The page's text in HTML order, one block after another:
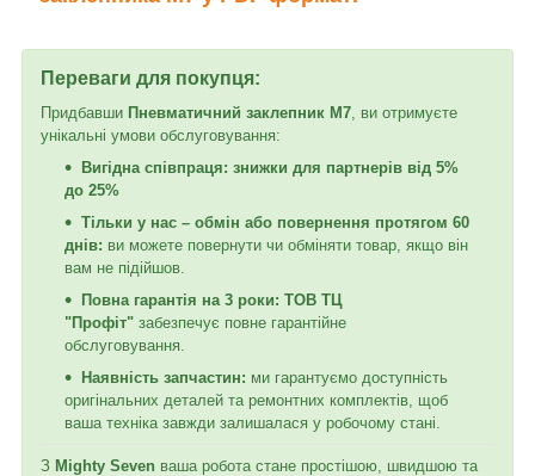
Переваги для покупця:
Придбавши Пневматичний заклепник M7 , ви отримуєте
унікальні умови обслуговування:
Вигідна співпраця: знижки для партнерів від 5%
до 25%
Тільки у нас – обмін або повернення протягом 60
днів: ви можете повернути чи обміняти товар, якщо він
вам не підійшов.
Повна гарантія на 3 роки: ТОВ ТЦ
"Профіт" забезпечує повне гарантійне
обслуговування.
Наявність запчастин: ми гарантуємо доступність
оригінальних деталей та ремонтних комплектів, щоб
ваша техніка завжди залишалася у робочому стані.
З Mighty Seven ваша робота стане простішою, швидшою та